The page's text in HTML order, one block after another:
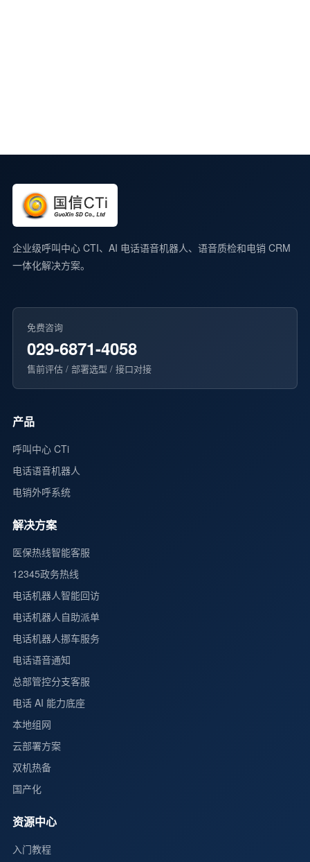
企业级呼叫中心 CTI、AI 电话语音机器人、语音质检和电销 CRM
一体化解决方案。
免费咨询
029-6871-4058
售前评估 / 部署选型 / 接口对接
产品
呼叫中心 CTi
电话语音机器人
电销外呼系统
解决方案
医保热线智能客服
12345政务热线
电话机器人智能回访
电话机器人自助派单
电话机器人挪车服务
电话语音通知
总部管控分支客服
电话 AI 能力底座
本地组网
云部署方案
双机热备
国产化
资源中心
入门教程